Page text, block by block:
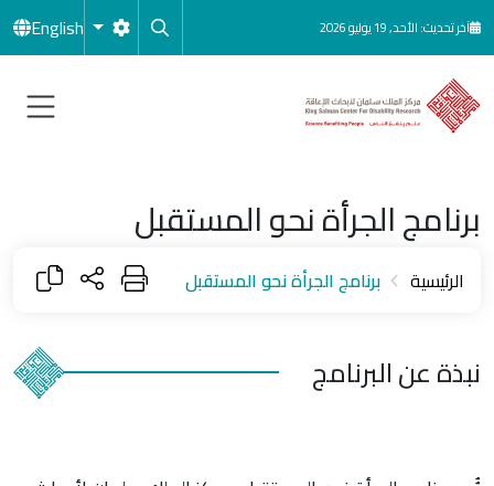
تجاوز إلى المحتوى الرئيسي
آخر تحديث: الأحد, 19 يوليو 2026 English
برنامج الجرأة نحو المستقبل
الرئيسية برنامج الجرأة نحو المستقبل
نبذة عن البرنامج